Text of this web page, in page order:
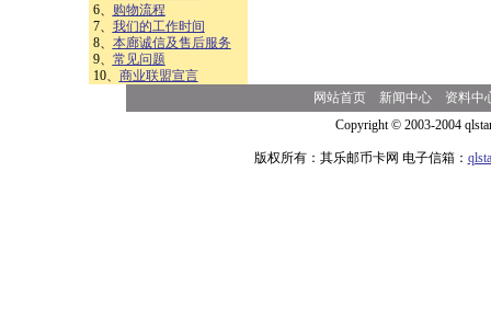
6、
购物流程
7、 我们的工作时间
8、 本廊诚信及售后服务
9、 常见问题
10、 商业联盟宣言
网站首页 新闻中心
资料中
Copyright © 2003-2004
版权所有：其乐邮币卡网 电子信箱：